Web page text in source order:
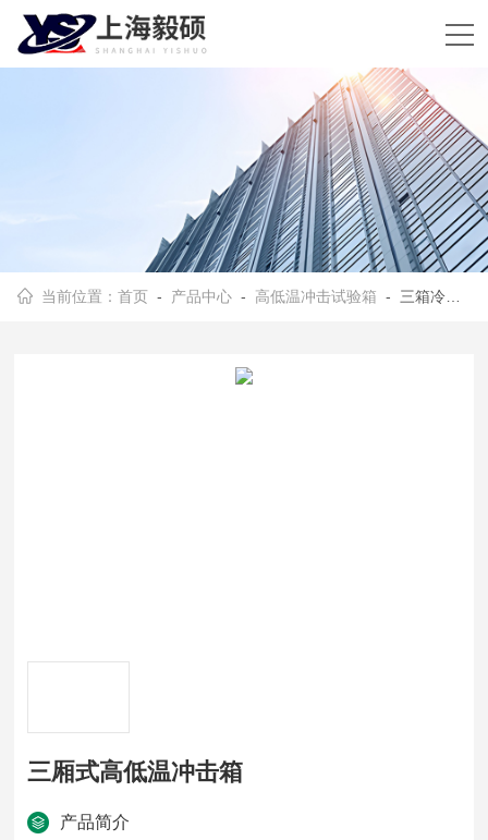
当前位置：首页 - 产品中心 - 高低温冲击试验箱 - 三箱冷热冲击试验机
三厢式高低温冲击箱
产品简介